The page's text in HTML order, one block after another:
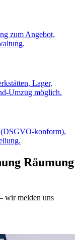
zum Angebot,
Lager,
Umzug möglich.
konform),
Räumung
wir melden uns